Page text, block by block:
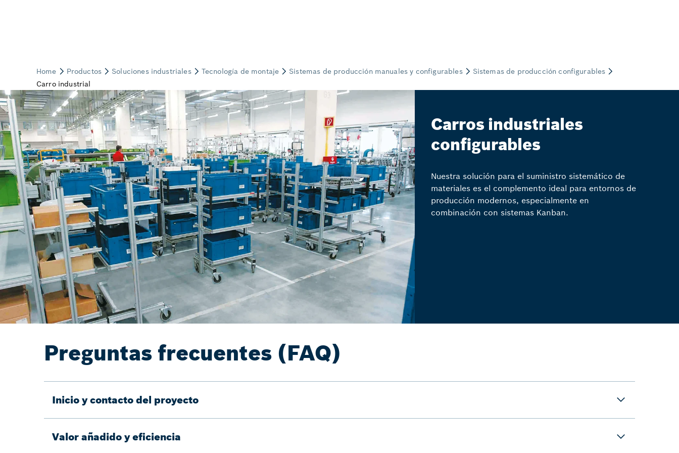
Carros industriales
configurables
Nuestra solución para el suministro sistemático de
materiales es el complemento ideal para entornos de
producción modernos, especialmente en
combinación con sistemas Kanban.
Preguntas frecuentes (FAQ)
Inicio y contacto del proyecto
Valor añadido y eficiencia